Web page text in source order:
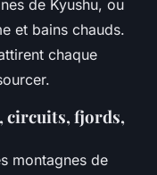
de Kyushu, ou
et bains chauds.
chaque
circuits, fjords,
montagnes de